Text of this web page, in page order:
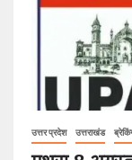
उत्तर प्रदेश उत्तराखंड